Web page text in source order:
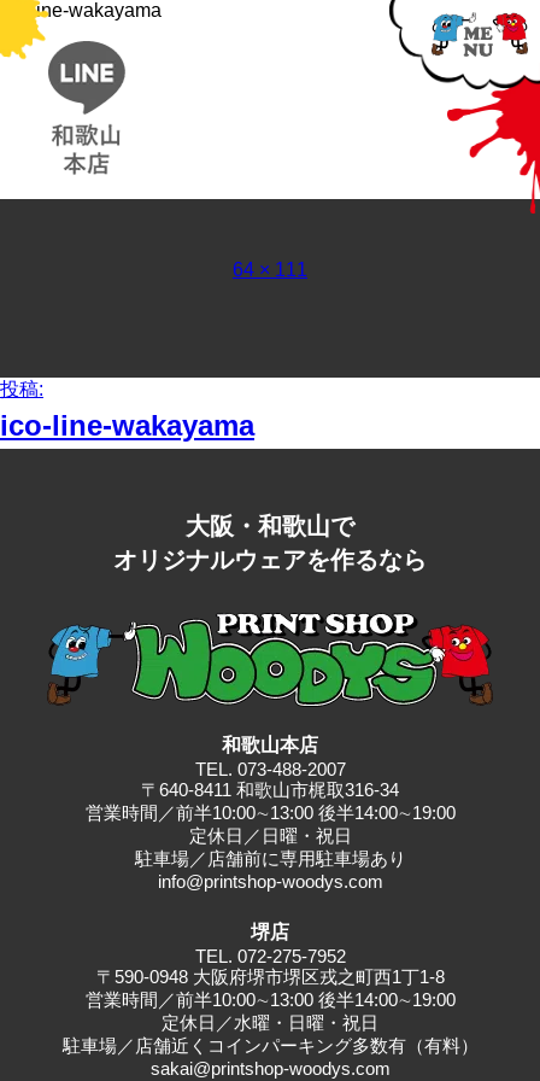
ico-line-wakayama
フ
64 × 111
投
稿
ナ
投稿:
ico-line-wakayama
大阪・和歌山で
オリジナルウェアを作るなら
和歌山本店
TEL. 073-488-2007
〒640-8411 和歌山市梶取316-34
営業時間／前半10:00∼13:00 後半14:00∼19:00
定休日／日曜・祝日
駐⾞場／店舗前に専⽤駐⾞場あり
info@printshop-woodys.com
堺店
TEL. 072-275-7952
〒590-0948 大阪府堺市堺区戎之町西1丁1-8
営業時間／前半10:00∼13:00 後半14:00∼19:00
定休日／水曜・日曜・祝日
駐車場／店舗近くコインパーキング多数有（有料）
sakai@printshop-woodys.com